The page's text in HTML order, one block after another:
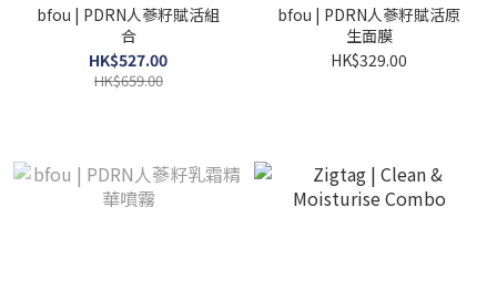
bfou | PDRN人蔘籽賦活組
合
HK$527.00
HK$659.00
bfou | PDRN人蔘籽賦活原
生面膜
HK$329.00